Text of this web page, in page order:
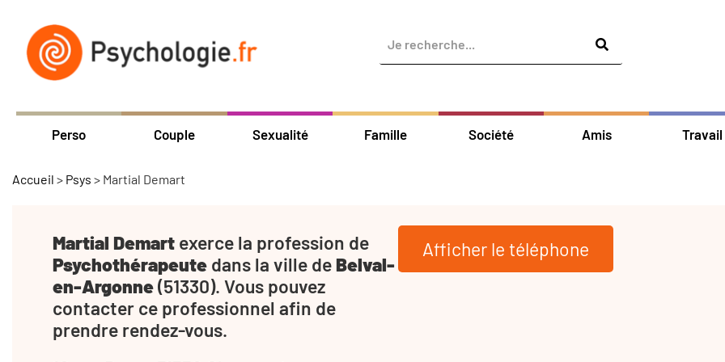
Perso Couple Sexualité Famille Société Amis Travail
Accueil > Psys > Martial Demart
Martial Demart exerce la profession de
Psychothérapeute dans la ville de Belval-
en-Argonne(51330). Vous pouvez
contacter ce professionnel afin de
prendre rendez-vous.
Afficher le téléphone